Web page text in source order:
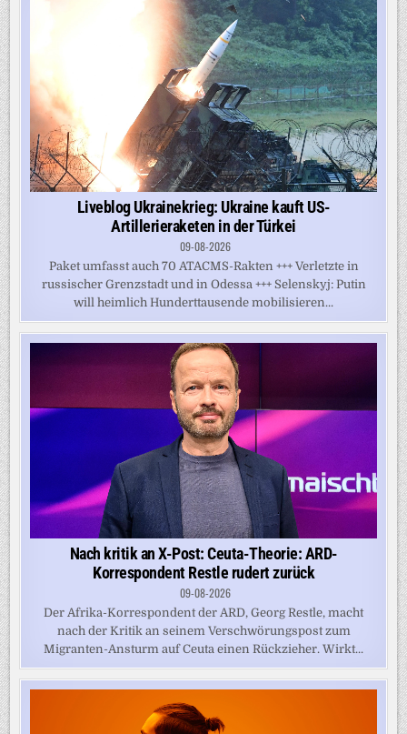
Liveblog Ukrainekrieg: Ukraine kauft US-
Artillerieraketen in der Türkei
09-08-2026
Paket umfasst auch 70 ATACMS-Rakten +++ Verletzte in
russischer Grenzstadt und in Odessa +++ Selenskyj: Putin
will heimlich Hunderttausende mobilisieren...
Nach kritik an X-Post: Ceuta-Theorie: ARD-
Korrespondent Restle rudert zurück
09-08-2026
Der Afrika-Korrespondent der ARD, Georg Restle, macht
nach der Kritik an seinem Verschwörungspost zum
Migranten-Ansturm auf Ceuta einen Rückzieher. Wirkt...